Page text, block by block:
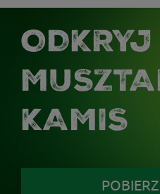
ODKRYJ
KAMIS